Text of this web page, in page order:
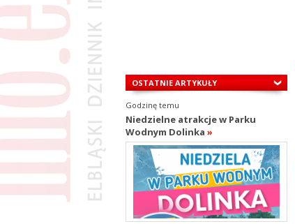
OSTATNIE ARTYKUŁY
Godzinę temu
Niedzielne atrakcje w Parku
Wodnym Dolinka »